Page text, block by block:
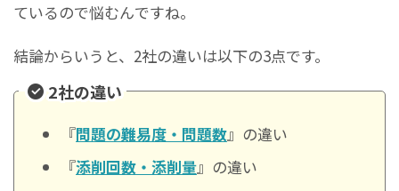
ているので悩むんですね。
結論からいうと、2社の違いは以下の3点です。
2社の違い
『問題の難易度・問題数』の違い
『添削回数・添削量』の違い